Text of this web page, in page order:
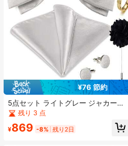
¥76 節約
5点セット ライトグレー ジャカード
メンズアクセサリーセット、蝶ネク
タイ ポケットチーフ カフスボタン
ブローチ 取り外し可能なリング、ラ
残り 3 点
¥869 -8% 残り2日